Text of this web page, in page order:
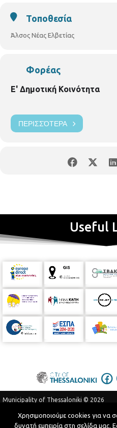
Η είσοδος θα είναι ελεύθερη.
Τοποθεσία
Άλσος Νέας Ελβετίας
Φορέας
Ε' Δημοτική Κοινότητα
ΠΕΡΙΣΣΌΤΕΡΑ
Useful
Municipality of Thessaloniki © 2026
Terms of Use
Privacy Policy
Telephone Catalog
Χρησιμοποιούμε cookies για να
δυνατή εμπειρία στη σελίδα μας.